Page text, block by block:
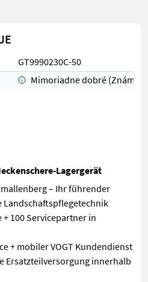
GT9990230C-50
Mimoriadne dobré (Známka
Lagergerät
– Ihr führender
+ 100 Servicepartner in
+ mobiler VOGT Kundendienst
Ersatzteilversorgung innerhalb